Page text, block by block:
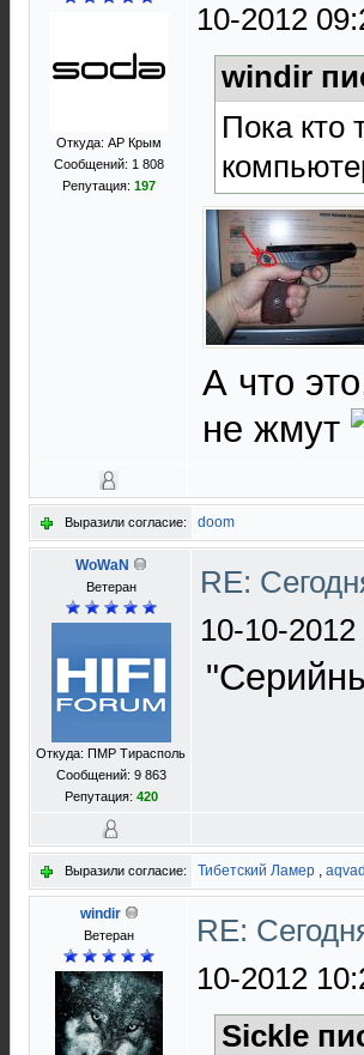
Откуда: АР Крым
Сообщений: 1 808
Репутация: 197
10-2012
windir
Пока кто
А что
не жмут
Выразили согласие: doom
WoWaN
Ветеран
Откуда: ПМР Тирасполь
Сообщений: 9 863
Репутация: 420
RE:
10-10-
Выразили согласие: Тибетский Ламер ,
windir
Ветеран
RE:
10-2012
Sickle